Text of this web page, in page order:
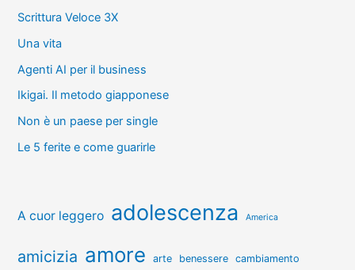
Scrittura Veloce 3X
Una vita
Agenti AI per il business
Ikigai. Il metodo giapponese
Non è un paese per single
Le 5 ferite e come guarirle
A cuor leggero adolescenza America
amicizia amore arte benessere cambiamento